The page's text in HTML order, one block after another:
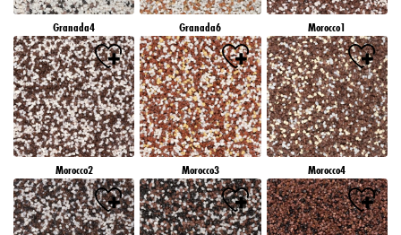
Granada4 Granada6 Morocco1
Morocco2 Morocco3 Morocco4